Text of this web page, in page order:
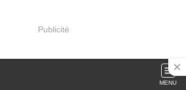
Publicité
MENU